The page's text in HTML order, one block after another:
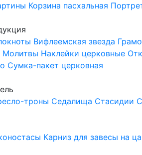
Корзина пасхальная
Вифлеемская звезда
Молитвы Наклейки церковные
Сумка-пакет церковная
троны Седалища Стасидии
Карниз для завесы на